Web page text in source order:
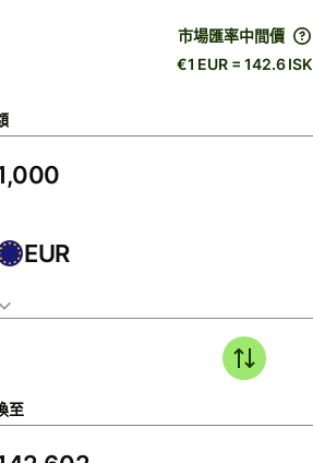
市場匯率中間價
€1 EUR = 142.6 ISK
EUR
至